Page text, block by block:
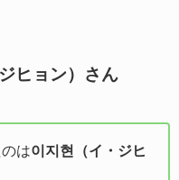
ヒョン）さん
は이지현（イ・ジヒ